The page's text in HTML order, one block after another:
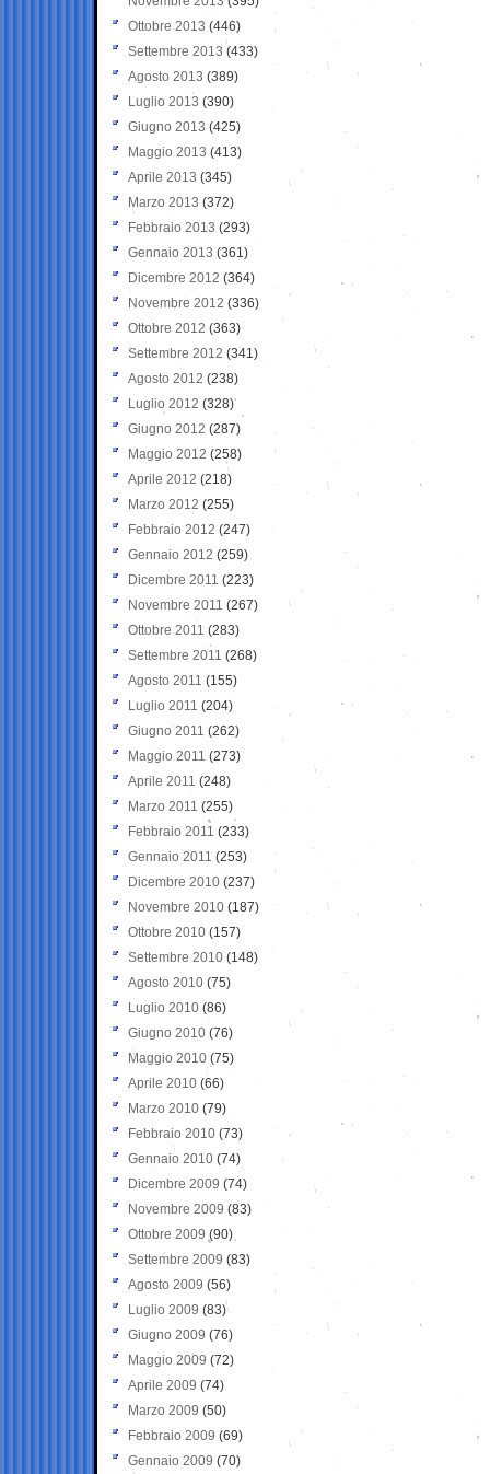
Ottobre 2013 (446)
Settembre 2013 (433)
Agosto 2013 (389)
Luglio 2013 (390)
Giugno 2013 (425)
Maggio 2013 (413)
Aprile 2013 (345)
Marzo 2013 (372)
Febbraio 2013 (293)
Gennaio 2013 (361)
Dicembre 2012 (364)
Novembre 2012 (336)
Ottobre 2012 (363)
Settembre 2012 (341)
Agosto 2012 (238)
Luglio 2012 (328)
Giugno 2012 (287)
Maggio 2012 (258)
Aprile 2012 (218)
Marzo 2012 (255)
Febbraio 2012 (247)
Gennaio 2012 (259)
Dicembre 2011 (223)
Novembre 2011 (267)
Ottobre 2011 (283)
Settembre 2011 (268)
Agosto 2011 (155)
Luglio 2011 (204)
Giugno 2011 (262)
Maggio 2011 (273)
Aprile 2011 (248)
Marzo 2011 (255)
Febbraio 2011 (233)
Gennaio 2011 (253)
Dicembre 2010 (237)
Novembre 2010 (187)
Ottobre 2010 (157)
Settembre 2010 (148)
Agosto 2010 (75)
Luglio 2010 (86)
Giugno 2010 (76)
Maggio 2010 (75)
Aprile 2010 (66)
Marzo 2010 (79)
Febbraio 2010 (73)
Gennaio 2010 (74)
Dicembre 2009 (74)
Novembre 2009 (83)
Ottobre 2009 (90)
Settembre 2009 (83)
Agosto 2009 (56)
Luglio 2009 (83)
Giugno 2009 (76)
Maggio 2009 (72)
Aprile 2009 (74)
Marzo 2009 (50)
Febbraio 2009 (69)
Gennaio 2009 (70)